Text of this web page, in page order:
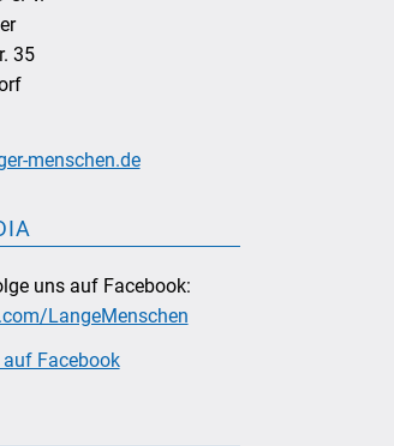
35
menschen.de
uns auf Facebook:
LangeMenschen